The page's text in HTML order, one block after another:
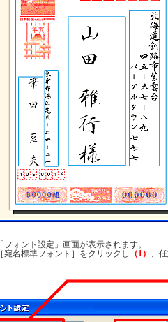
「フォント設定」画面が表示されます。
［宛名標準フォント］をクリックし
（1） 、